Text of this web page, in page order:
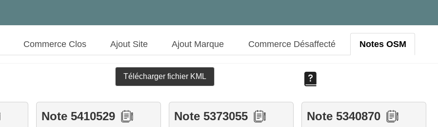
Commerce Clos Ajout Site Ajout Marque Commerce Désaffecté Notes OSM
Télécharger fichier KML
Note 5410529 Note 5373055 Note 5340870